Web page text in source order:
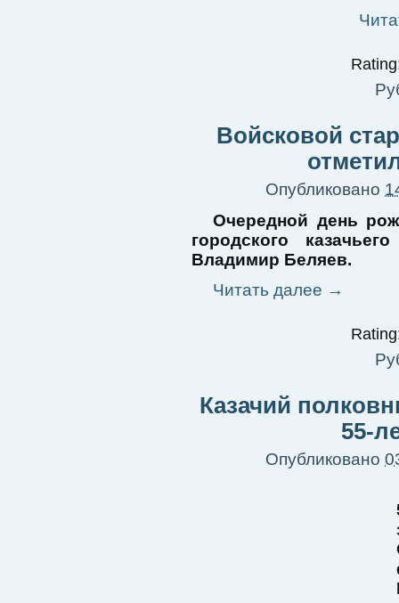
Войсковой
Опубликовано
Очередной день
городского
Владимир Беляев.
Читать далее →
Казачий
55-
Опубликовано